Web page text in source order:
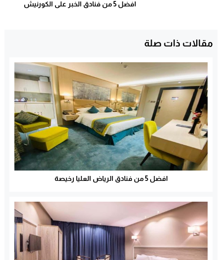
افضل 5 من فنادق الخبر على الكورنيش
مقالات ذات صلة
افضل 5 من فنادق الرياض العليا رخيصة